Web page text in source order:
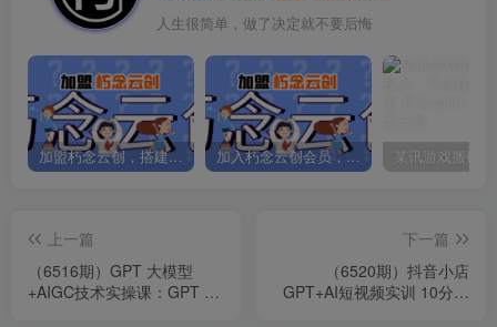
人生很简单，做了决定就不要后悔
加盟朽念云创，搭建同款项目资源站，实现日入2000+ 加入朽念云创会员，全站资源免费学习。
上一篇
（6516期）GPT 大模型
+AIGC技术实操课：GPT 大
下一篇
（6520期）抖音小店
GPT+AI短视频实训 10分钟